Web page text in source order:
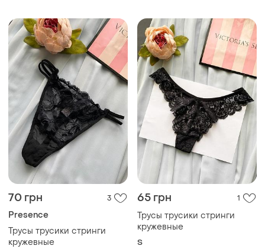
70 грн 3
Presence
Трусы трусики стринги
кружевные
65 грн 1
Трусы трусики стринги
кружевные
S